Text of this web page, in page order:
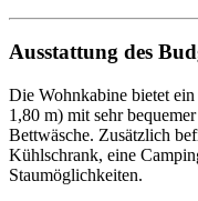
Ausstattung des
Die Wohnkabine bietet
1,80 m) mit sehr
Bettwäsche. Zusätzlich
Kühlschrank, eine
Staumöglichkeiten.